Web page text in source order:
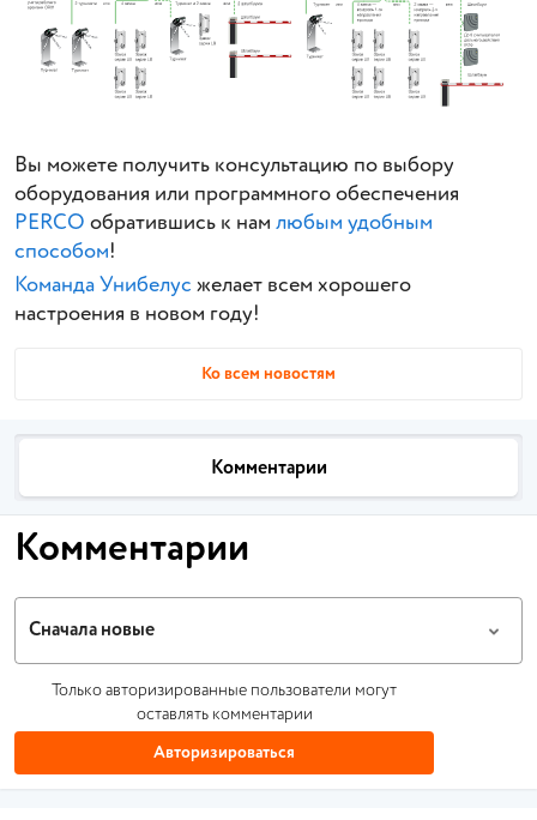
Вы можете получить консультацию по выбору
оборудования или программного обеспечения
PERCOобратившись к намлюбым удобным
способом!
Команда Унибелусжелает всем хорошего
настроения в новом году!
Ко всем новостям
Комментарии
Комментарии
Сначала новые
Только авторизированные пользователи могут
оставлять комментарии
Авторизироваться